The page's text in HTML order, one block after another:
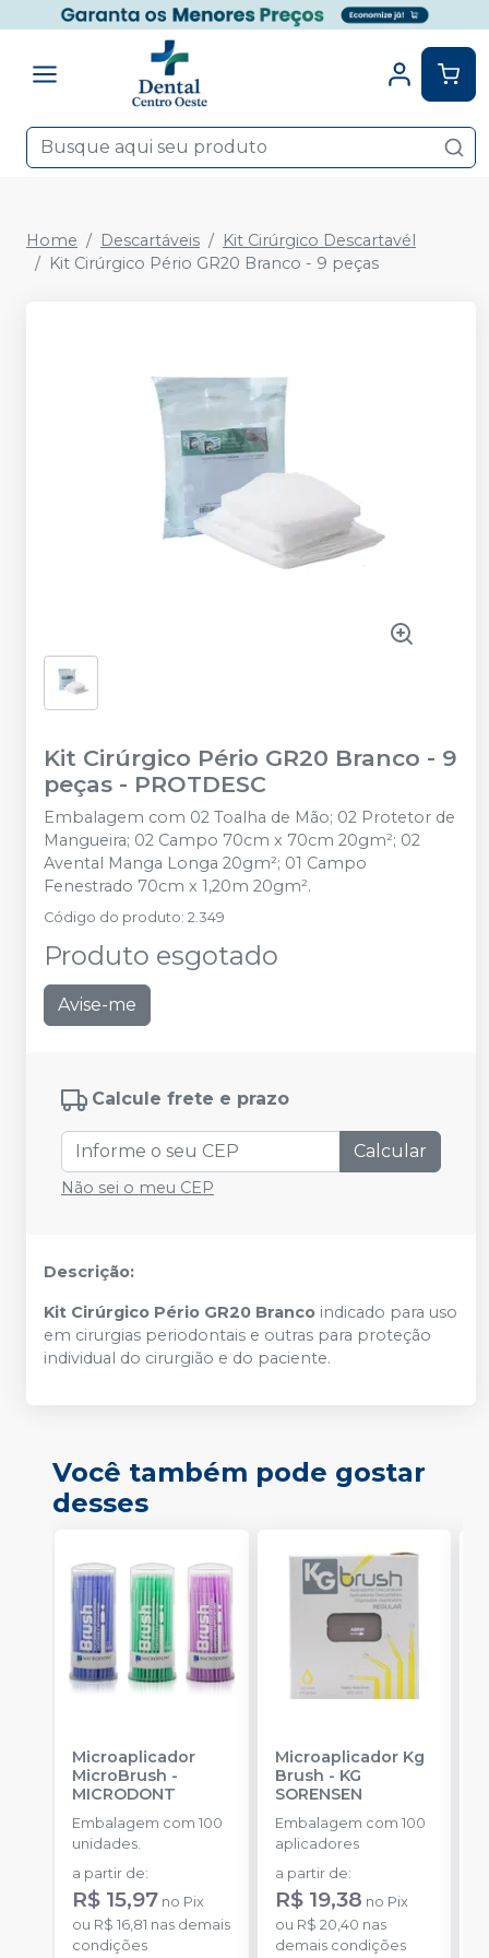
Home Descartáveis
Kit Cirúrgico Descartavél
Kit Cirúrgico Pério GR20 Branco - 9 peças
Kit Cirúrgico Pério GR20 Branco - 9
peças - PROTDESC
Embalagem com 02 Toalha de Mão; 02 Protetor de
Mangueira; 02 Campo 70cm x 70cm 20gm²; 02
Avental Manga Longa 20gm²; 01 Campo
Fenestrado 70cm x 1,20m 20gm².
Código do produto: 2.349
Produto esgotado
Avise-me
Calcule frete e prazo
Calcular
Não sei o meu CEP
Descrição:
Kit Cirúrgico Pério GR20 Branco indicado para uso
em cirurgias periodontais e outras para proteção
individual do cirurgião e do paciente.
Você também pode gostar
desses
Microaplicador
MicroBrush -
MICRODONT
Embalagem com 100
unidades.
a partir de:
R$ 15,97 no Pix
ou R$ 16,81 nas demais
condições
Microaplicador Kg
Brush - KG
SORENSEN
Embalagem com 100
aplicadores
a partir de:
R$ 19,38 no Pix
ou R$ 20,40 nas
demais condições